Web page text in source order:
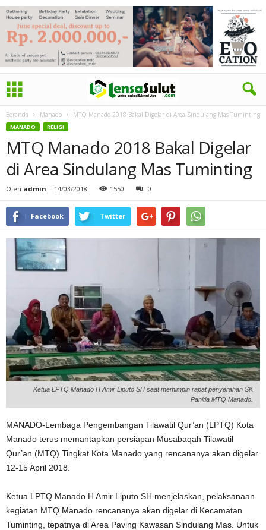
Beranda Manado MTQ Manado 2018 Bakal Digelar di Area Sindulang Mas Tuminting
MANADO RELIGI
MTQ Manado 2018 Bakal Digelar
di Area Sindulang Mas Tuminting
Oleh admin - 14/03/2018 1550 0
Facebook Twitter
Ketua LPTQ Manado H Amir Liputo SH saat memimpin rapat penyerahan SK
Panitia MTQ Manado.
MANADO-Lembaga Pengembangan Tilawatil Qur’an (LPTQ) Kota
Manado terus memantapkan persiapan Musabaqah Tilawatil
Qur’an (MTQ) Tingkat Kota Manado yang rencananya akan digelar
12-15 April 2018.
Ketua LPTQ Manado H Amir Liputo SH menjelaskan, pelaksanaan
kegiatan MTQ Manado rencananya akan digelar di Kecamatan
Tuminting, tepatnya di Area Paving Kawasan Sindulang Mas. Untuk